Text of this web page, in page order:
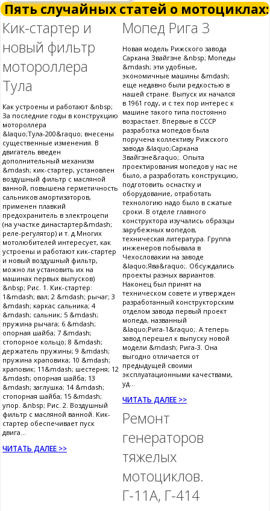
Пять случайных статей о мотоциклах:
Кик-стартер и
новый фильтр
мотороллера
Тула
Как устроены и работают &nbsp;
За последние годы в конструкцию
мотороллера
&laquo;Тула-200&raquo; внесены
существенные изменения. В
двигатель введен
дополнительный механизм
&mdash; кик-стартер, установлен
воздушный фильтр с масляной
ванной, повышена герметичность
сальников амортизаторов,
применен плавкий
предохранитель в электроцепи
(на участке династартер&mdash;
реле-регулятор) и т. д.Многих
мотолюбителей интересует, как
устроены и работают кик-стартер
и новый воздушный фильтр,
можно ли установить их на
машинах первых выпусков)
&nbsp; Рис. 1. Кик-стартер:
1&mdash; вал; 2 &mdash; рычаг; 3
&mdash; каркас сальника; 4
&mdash; сальник; 5 &mdash;
пружина рычага; 6 &mdash;
опорная шайба; 7 &mdash;
стопорное кольцо; 8 &mdash;
держатель пружины; 9 &mdash;
пружина храповика; 10 &mdash;
храповик; 11&mdash; шестерня; 12
&mdash; опорная шайба; 13
&mdash; заглушка; 14 &mdash;
стопорная шайба; 15 &mdash;
упор. &nbsp; Рис. 2. Воздушный
фильтр с масляной ванной. Кик-
стартер обеспечивает пуск
двига...
ЧИТАТЬ ДАЛЕЕ >>
Мопед Рига 3
Новая модель Рижского завода
Саркана Звайгзне &nbsp; Мопеды
&mdash; эти удобные,
экономичные машины &mdash;
еще недавно были редкостью в
нашей стране. Выпуск их начался
в 1961 году, и с тех пор интерес к
машине такого типа постоянно
возрастает. Впервые в СССР
разработка мопедов была
поручена коллективу Рижского
завода &laquo;Саркана
Звайгзне&raquo;. Опыта
проектирования мопедов у нас не
было, а разработать конструкцию,
подготовить оснастку и
оборудование, отработать
технологию надо было в сжатые
сроки. В отделе главного
конструктора изучались образцы
зарубежных мопедов,
техническая литература. Группа
инженеров побывала в
Чехословакии на заводе
&laquo;Ява&raquo;. Обсуждались
проекты разных вариантов.
Наконец был принят на
техническом совете и утвержден
разработанный конструкторским
отделом завода первый проект
мопеда, названный
&laquo;Рига-1&raquo;. А теперь
завод перешел к выпуску новой
модели &mdash; Рига-3. Она
выгодно отличается от
предыдущей своими
эксплуатационными качествами,
уд...
ЧИТАТЬ ДАЛЕЕ >>
Ремонт
генераторов
тяжелых
мотоциклов.
Г-11А, Г-414